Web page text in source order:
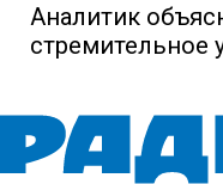
Аналитик
стремительное